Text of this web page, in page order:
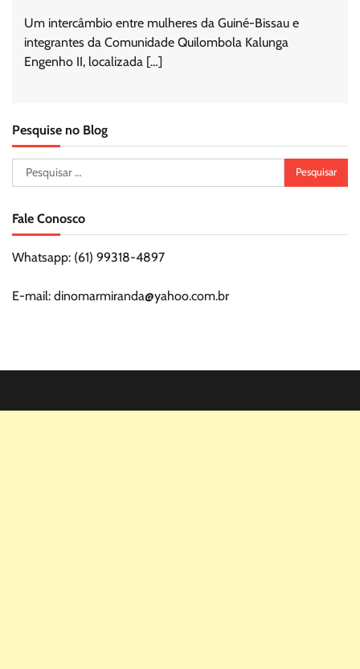
Um intercâmbio entre mulheres da Guiné-Bissau e
integrantes da Comunidade Quilombola Kalunga
Engenho II, localizada […]
Pesquise no Blog
Pesquisar
por:
Fale Conosco
Whatsapp: (61) 99318-4897
E-mail: dinomarmiranda@yahoo.com.br